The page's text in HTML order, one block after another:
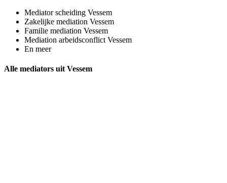
Mediator scheiding Vessem
Zakelijke mediation Vessem
Familie mediation Vessem
Mediation arbeidsconflict Vessem
En meer
Alle mediators uit Vessem